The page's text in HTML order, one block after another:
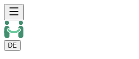
DE